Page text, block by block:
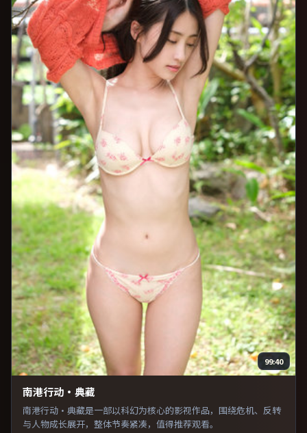
99:40
南港行动·典藏
南港行动·典藏是一部以科幻为核心的影视作品，围绕危机、反转
与人物成长展开，整体节奏紧凑，值得推荐观看。